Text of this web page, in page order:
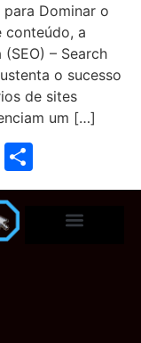
para Dominar o
conteúdo, a
– Search
o sucesso
de sites
um […]
Telegram